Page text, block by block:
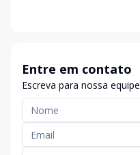
Entre em contato
Escreva para nossa equipe